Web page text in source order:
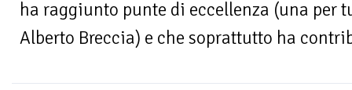
ha raggiunto punte di eccellenza (una per
Alberto Breccia) e che soprattutto ha